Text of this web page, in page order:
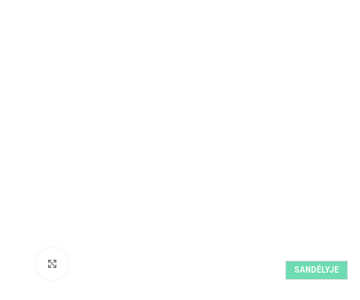
SANDĖLYJE